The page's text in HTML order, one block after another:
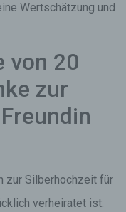
Wertschätzung und
von 20
zur
zur Silberhochzeit für
verheiratet ist: